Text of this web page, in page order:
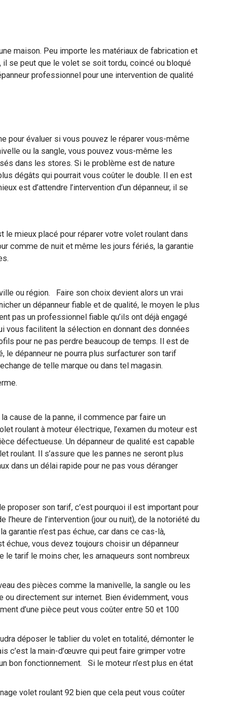
maison. Peu importe les matériaux de fabrication et
se peut que le volet se soit tordu, coincé ou bloqué
professionnel pour une intervention de qualité
pour évaluer si vous pouvez le réparer vous-même
ou la sangle, vous pouvez vous-même les
dans les stores. Si le problème est de nature
dégâts qui pourrait vous coûter le double. Il en est
est d’attendre l’intervention d’un dépanneur, il se
mieux placé pour réparer votre volet roulant dans
comme de nuit et même les jours fériés, la garantie
ou région. Faire son choix devient alors un vrai
un dépanneur fiable et de qualité, le moyen le plus
pas un professionnel fiable qu’ils ont déjà engagé
facilitent la sélection en donnant des données
pour ne pas perdre beaucoup de temps. Il est de
dépanneur ne pourra plus surfacturer son tarif
de telle marque ou dans tel magasin.
cause de la panne, il commence par faire un
roulant à moteur électrique, l’examen du moteur est
défectueuse. Un dépanneur de qualité est capable
roulant. Il s’assure que les pannes ne seront plus
dans un délai rapide pour ne pas vous déranger
proposer son tarif, c’est pourquoi il est important pour
de l’intervention (jour ou nuit), de la notoriété du
garantie n’est pas échue, car dans ce cas-là,
échue, vous devez toujours choisir un dépanneur
tarif le moins cher, les arnaqueurs sont nombreux
des pièces comme la manivelle, la sangle ou les
directement sur internet. Bien évidemment, vous
d’une pièce peut vous coûter entre 50 et 100
déposer le tablier du volet en totalité, démonter le
c’est la main-d’œuvre qui peut faire grimper votre
bon fonctionnement. Si le moteur n’est plus en état
volet roulant 92 bien que cela peut vous coûter